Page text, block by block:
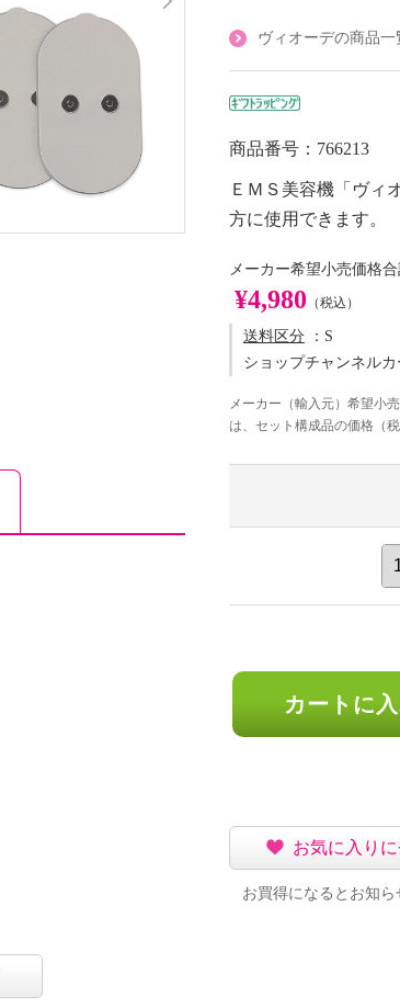
ヴィオーデの商品一
商品番号：766213
ＥＭＳ美容機「ヴィ
方に使用できます。
メーカー希望小売価格
¥4,980 （税込）
送料区分 ：S
ショップチャンネル
メーカー（輸入元）希望小
は、セット構成品の価格（
カートに
お気に入り
お買得になるとお知ら